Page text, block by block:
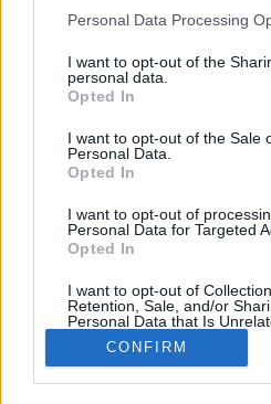
Please note that this website/app
not limited to your visit or usage
grant or deny consent to Google
use your data for below specified
consent section.
Personal Data Processing
I want to opt-out of the
personal data.
Opted In
I want to opt-out of the Sale
Personal Data.
Opted In
I want to opt-out of
Personal Data for Targeted
Opted In
I want to opt-out of
Retention, Sale, and/or
Personal Data that Is
Purposes for which it was
Opted Out
CONFIRM
Gyomorrák